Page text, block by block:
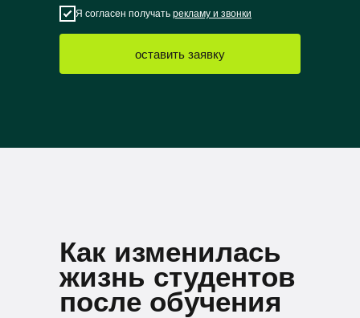
Я согласен получать рекламу и звонки
оставить заявку
Как изменилась
жизнь студентов
после обучения